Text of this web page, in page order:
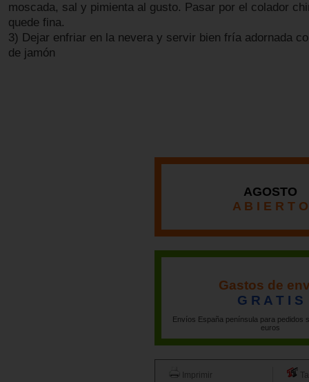
moscada, sal y pimienta al gusto. Pasar por el colador
quede fina.
3) Dejar enfriar en la nevera y servir bien fría adornada
de jamón
AGOSTO
A B I E R T O
Gastos de
G R A T I S
Envíos España península para pedidos
euros
Imprimir